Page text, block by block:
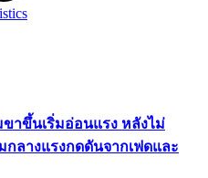
ขาขึ้นเริ่มอ่อนแรง หลังไม่
กลางแรงกดดันจากเฟดและ